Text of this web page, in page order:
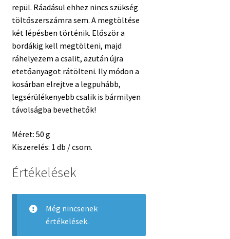
repül. Ráadásul ehhez nincs szükség
töltőszerszámra sem. A megtöltése
két lépésben történik. Először a
bordákig kell megtölteni, majd
ráhelyezem a csalit, azután újra
etetőanyagot rátölteni. Ily módon a
kosárban elrejtve a legpuhább,
legsérülékenyebb csalik is bármilyen
távolságba bevethetők!
Méret: 50 g
Kiszerelés: 1 db / csom.
Értékelések
Még nincsenek
értékelések.